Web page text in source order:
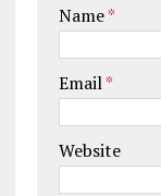
Name*
Email*
Website